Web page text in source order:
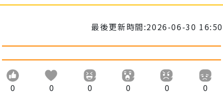
最後更新時間:2026-06-30 16:50
0 0 0 0 0 0